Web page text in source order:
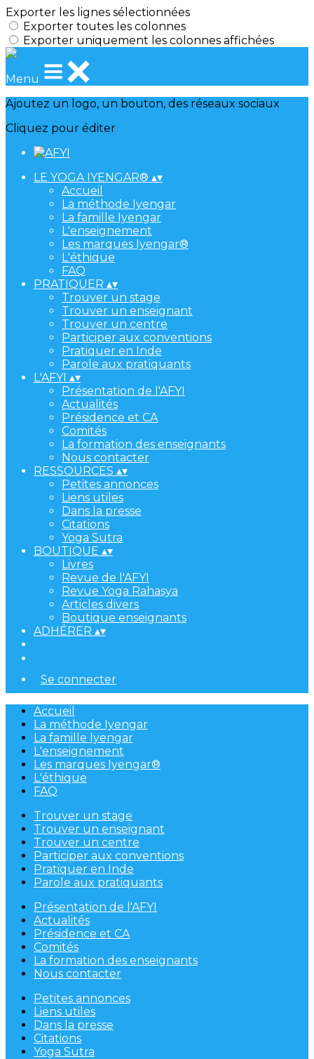
Exporter les lignes sélectionnées
Exporter toutes les colonnes
Exporter uniquement les colonnes affichées
Menu
Ajoutez un logo, un bouton, des réseaux sociaux
Cliquez pour éditer
LE YOGA IYENGAR® ▴▾
Accueil
La méthode Iyengar
La famille Iyengar
L'enseignement
Les marques Iyengar®
L'éthique
FAQ
PRATIQUER ▴▾
Trouver un stage
Trouver un enseignant
Trouver un centre
Participer aux conventions
Pratiquer en Inde
Parole aux pratiquants
L'AFYI ▴▾
Présentation de l'AFYI
Actualités
Présidence et CA
Comités
La formation des enseignants
Nous contacter
RESSOURCES ▴▾
Petites annonces
Liens utiles
Dans la presse
Citations
Yoga Sutra
BOUTIQUE ▴▾
Livres
Revue de l'AFYI
Revue Yoga Rahasya
Articles divers
Boutique enseignants
ADHÉRER ▴▾
Se connecter
Accueil
La méthode Iyengar
La famille Iyengar
L'enseignement
Les marques Iyengar®
L'éthique
FAQ
Trouver un stage
Trouver un enseignant
Trouver un centre
Participer aux conventions
Pratiquer en Inde
Parole aux pratiquants
Présentation de l'AFYI
Actualités
Présidence et CA
Comités
La formation des enseignants
Nous contacter
Petites annonces
Liens utiles
Dans la presse
Citations
Yoga Sutra